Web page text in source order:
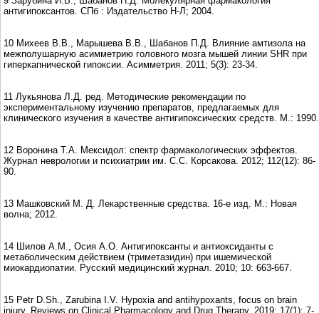
антигипоксантов. СПб : Издательство Н-Л; 2004.
10 Михеев В.В., Марышева В.В., Шабанов П.Д. Влияние амтизола на
межполушарную асимметрию головного мозга мышей линии SHR при
гиперкапнической гипоксии. Асимметрия. 2011; 5(3): 23-34.
11 Лукьянова Л.Д. ред. Методические рекомендации по
экспериментальному изучению препаратов, предлагаемых для
клинического изучения в качестве антигипоксических средств. М.: 1990.
12 Воронина Т.А. Мексидол: спектр фармакологических эффектов.
Журнал неврологии и психиатрии им. С.С. Корсакова. 2012; 112(12): 86-
90.
13 Машковский М. Д. Лекарственные средства. 16-е изд. М.: Новая
волна; 2012.
14 Шилов А.М., Осия А.О. Антигипоксанты и антиоксиданты с
метаболическим действием (триметазидин) при ишемической
миокардиопатии. Русский медицинский журнал. 2010; 10: 663-667.
15 Petr D.Sh., Zarubina I.V. Hypoxia and antihypoxants, focus on brain
injury. Reviews on Clinical Pharmacology and Drug Therapy. 2019; 17(1): 7-